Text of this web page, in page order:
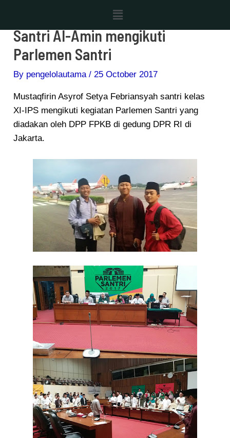
content
Menu
Santri Al-Amin mengikuti
Parlemen Santri
By pengelolautama/25 October 2017
Mustaqfirin Asyrof Setya Febriansyah santri kelas
XI-IPS mengikuti kegiatan Parlemen Santri yang
diadakan oleh DPP FPKB di gedung DPR RI di
Jakarta.